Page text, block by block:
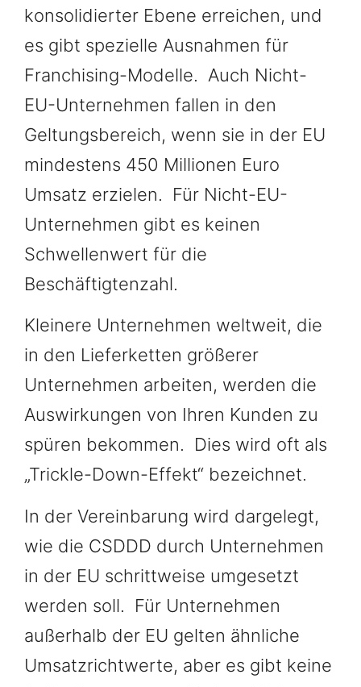
konsolidierter Ebene erreichen, und
es gibt spezielle Ausnahmen für
Franchising-Modelle. Auch Nicht-
EU-Unternehmen fallen in den
Geltungsbereich, wenn sie in der EU
mindestens 450 Millionen Euro
Umsatz erzielen. Für Nicht-EU-
Unternehmen gibt es keinen
Schwellenwert für die
Beschäftigtenzahl.
Kleinere Unternehmen weltweit, die
in den Lieferketten größerer
Unternehmen arbeiten, werden die
Auswirkungen von Ihren Kunden zu
spüren bekommen. Dies wird oft als
„Trickle-Down-Effekt“ bezeichnet.
In der Vereinbarung wird dargelegt,
wie die CSDDD durch Unternehmen
in der EU schrittweise umgesetzt
werden soll. Für Unternehmen
außerhalb der EU gelten ähnliche
Umsatzrichtwerte, aber es gibt keine